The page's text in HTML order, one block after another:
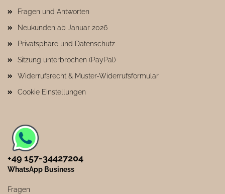
Fragen und Antworten
Neukunden ab Januar 2026
Privatsphäre und Datenschutz
Sitzung unterbrochen (PayPal)
Widerrufsrecht & Muster-Widerrufsformular
Cookie Einstellungen
+49 157-34427204​
WhatsApp Business
Fragen